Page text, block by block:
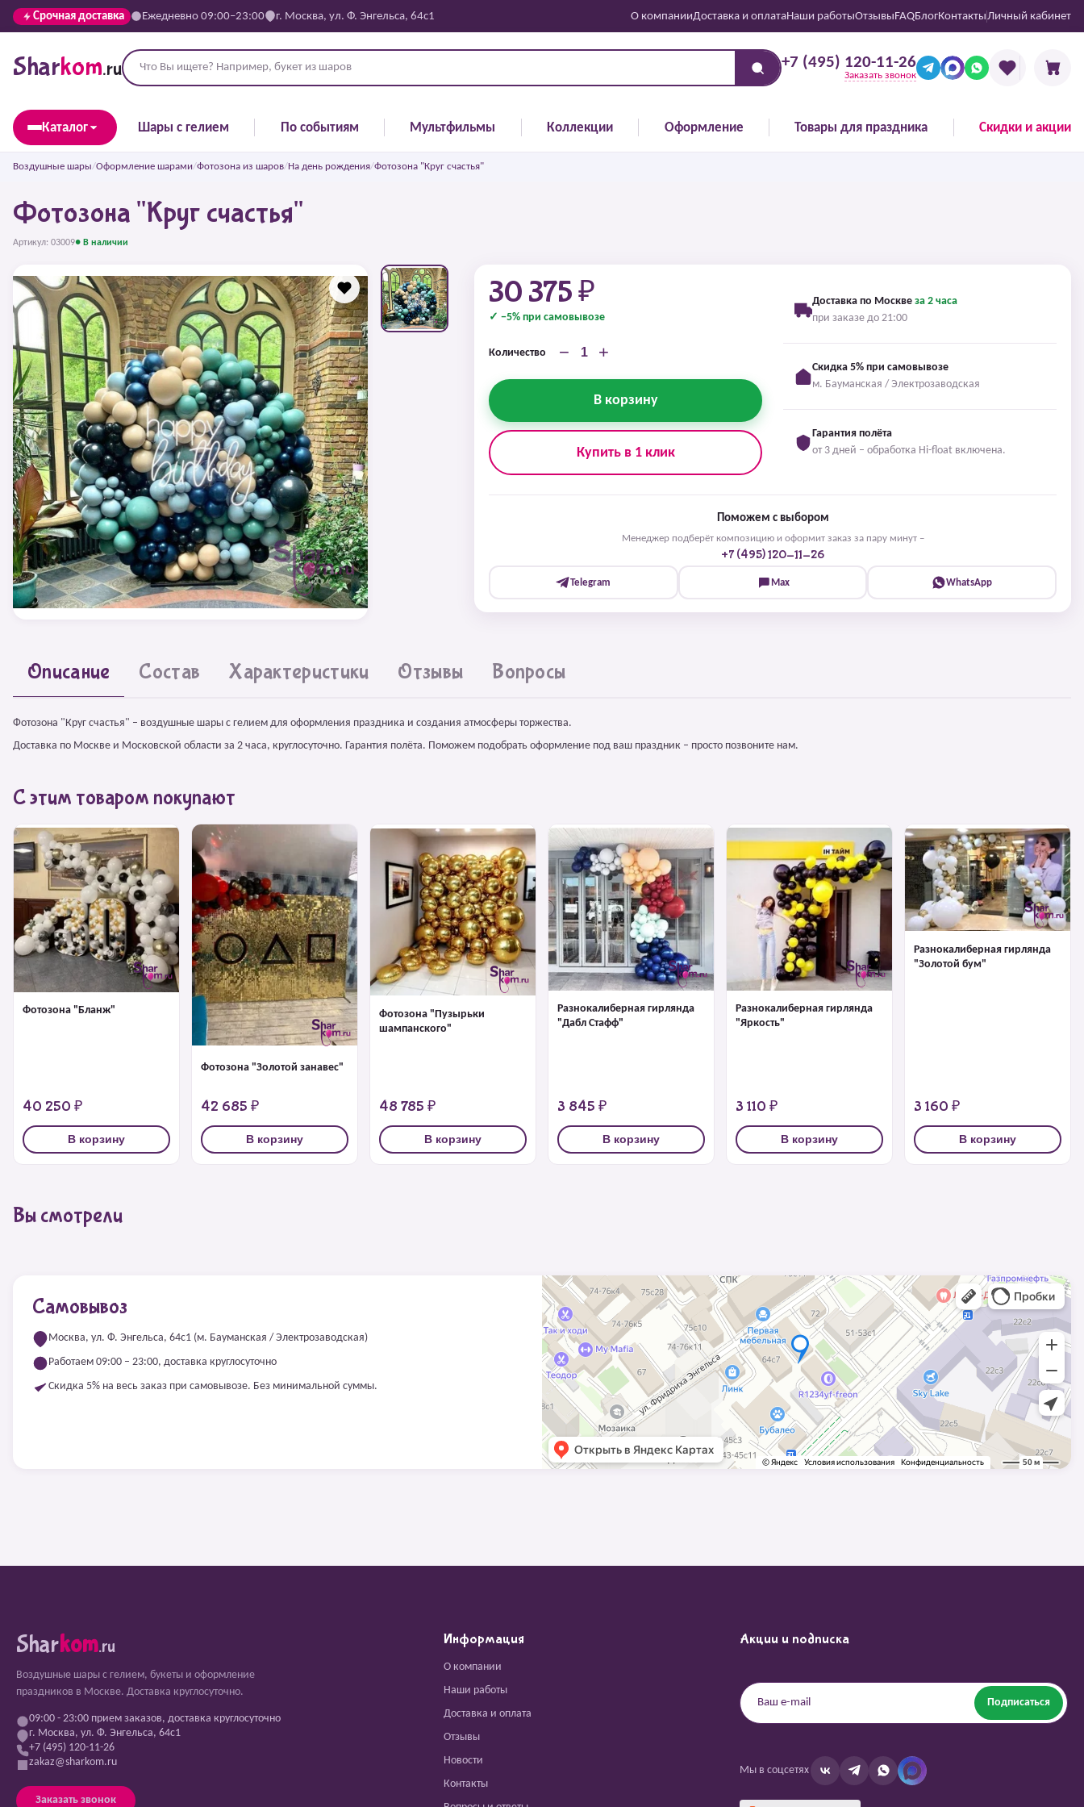
Срочная доставка Ежедневно 09:00–23:00 г. Москва, ул. Ф. Энгельса, 64с1 О компанииДоставка и оплатаНаши работыОтзывыFAQБлогКонтактыЛичный кабинет
Sharkom.ru +7 (495) 120-11-26
Заказать звонок
Каталог Шары с гелием По событиям Мультфильмы Коллекции Оформление Товары для праздника Скидки и акции
Воздушные шары/Оформление шарами/Фотозона из шаров/На день рождения/Фотозона "Круг счастья"
Фотозона "Круг счастья"
Артикул: 03009● В наличии
30 375 ₽
✓ −5% при самовывозе
Количество − +
В корзину
Купить в 1 клик
Доставка по Москве за 2 часа
при заказе до 21:00
Скидка 5% при самовывозе
м. Бауманская / Электрозаводская
Гарантия полёта
от 3 дней – обработка Hi-float включена.
Поможем с выбором
Менеджер подберёт композицию и оформит заказ за пару минут –
+7 (495) 120-11-26
Telegram Max WhatsApp
Описание Состав Характеристики Отзывы Вопросы
Фотозона "Круг счастья" – воздушные шары с гелием для оформления праздника и создания атмосферы торжества.
Доставка по Москве и Московской области за 2 часа, круглосуточно. Гарантия полёта. Поможем подобрать оформление под ваш праздник – просто позвоните нам.
С этим товаром покупают
Фотозона "Бланж"
40 250 ₽
В корзину
Фотозона "Золотой занавес"
42 685 ₽
В корзину
Фотозона "Пузырьки
шампанского"
48 785 ₽
В корзину
Разнокалиберная гирлянда
"Дабл Стафф"
3 845 ₽
В корзину
Разнокалиберная гирлянда
"Яркость"
3 110 ₽
В корзину
Разнокалиберная гирлянда
"Золотой бум"
3 160 ₽
В корзину
Вы смотрели
Самовывоз
Москва, ул. Ф. Энгельса, 64с1 (м. Бауманская / Электрозаводская)
Работаем 09:00 – 23:00, доставка круглосуточно
Скидка 5% на весь заказ при самовывозе. Без минимальной суммы.
Sharkom.ru
Воздушные шары с гелием, букеты и оформление
праздников в Москве. Доставка круглосуточно.
09:00 - 23:00 прием заказов, доставка круглосуточно
г. Москва, ул. Ф. Энгельса, 64с1
+7 (495) 120-11-26
zakaz@sharkom.ru
Заказать звонок
Информация
О компании
Наши работы
Доставка и оплата
Отзывы
Новости
Контакты
Акции и подписка
Подписаться
Мы в соцсетях